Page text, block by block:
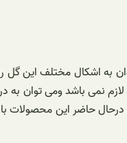
به اشکال مختلف این گل
باشد ومی توان به